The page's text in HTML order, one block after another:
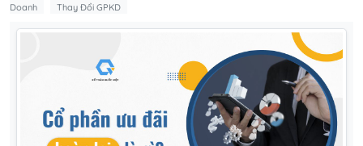
Doanh
Thay Đổi GPKD